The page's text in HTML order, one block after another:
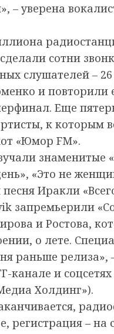
– уверена
сотни
слушателей –
и повторили
Еще
к которым
«Юмор FM».
знаменитые
«Это не
Иракли
запремьерили
и Ростова,
о лете.
раньше релиза»,
канале и
Холдинг»).
регистрация – на